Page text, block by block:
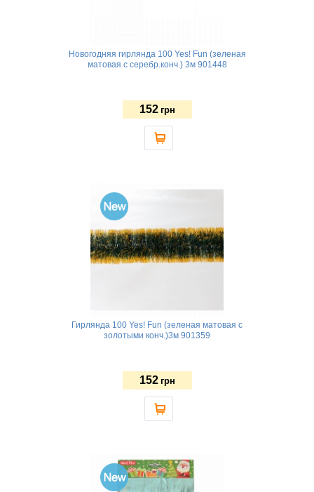
Новогодняя гирлянда 100 Yes! Fun (зеленая
матовая с серебр.конч.) 3м 901448
152 грн
Гирлянда 100 Yes! Fun (зеленая матовая с
золотыми конч.)3м 901359
152 грн